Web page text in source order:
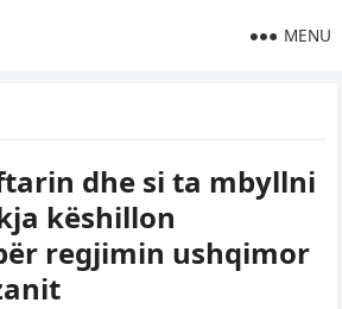
MENU
dhe si ta mbyllni
këshillon
regjimin ushqimor